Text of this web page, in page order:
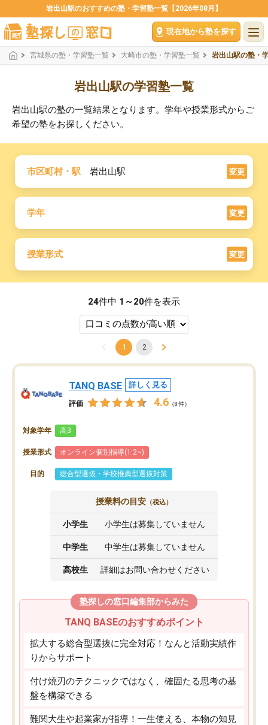
岩出山駅のおすすめの塾・学習塾一覧【2026年08月】
現在地から塾を探す
宮城県の塾・学習塾一覧 大崎市の塾・学習塾一覧 岩出山駅の塾・
岩出山駅の学習塾一覧
岩出山駅の塾の一覧結果となります。学年や授業形式からご
希望の塾をお探しください。
市区町村・駅 岩出山駅 変更
学年 変更
授業形式 変更
24件中 1～20件を表示
1 2
TANQ BASE 詳しく見る
評価 4.6 （8件）
対象学年 高3
授業形式 オンライン個別指導(1:2~)
目的 総合型選抜・学校推薦型選抜対策
授業料の目安 （税込）
小学生 小学生は募集していません
中学生 中学生は募集していません
高校生 詳細はお問い合わせください
塾探しの窓口編集部からみた
TANQ BASEのおすすめポイント
拡大する総合型選抜に完全対応！なんと活動実績作
りからサポート
付け焼刃のテクニックではなく、確固たる思考の基
盤を構築できる
難関大生や起業家が指導！一生使える、本物の知見